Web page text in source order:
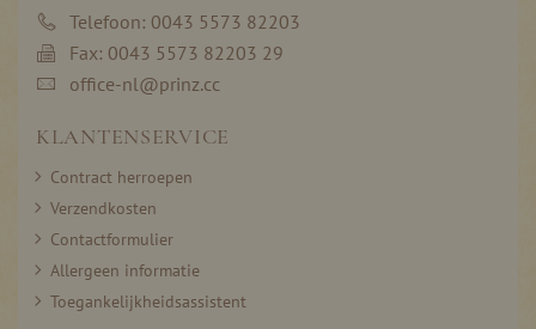
Telefoon: 0043 5573 82203
Fax: 0043 5573 82203 29
office-nl@prinz.cc
KLANTENSERVICE
Contract herroepen
Verzendkosten
Contactformulier
Allergeen informatie
Toegankelijkheidsassistent